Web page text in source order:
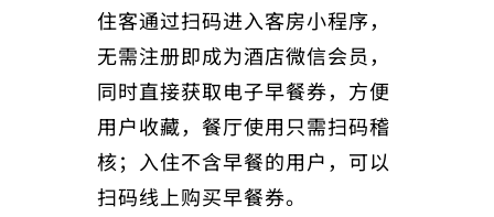
住客通过扫码进入客房小程序，
无需注册即成为酒店微信会员，
同时直接获取电子早餐券，方便
用户收藏，餐厅使用只需扫码稽
核；入住不含早餐的用户，可以
扫码线上购买早餐券。